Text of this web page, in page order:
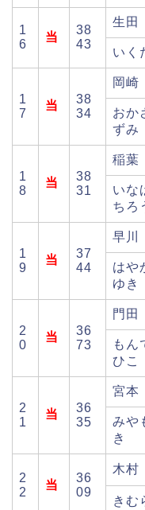
1
6
当
38
43
生
いく
1
7
当
38
34
岡
おか
ずみ
1
8
当
38
31
稲
い
ちろ
1
9
当
37
44
早
はや
ゆき
2
0
当
36
73
門
も
ひこ
2
1
当
36
35
宮
みや
き
2
2
当
36
09
木
き